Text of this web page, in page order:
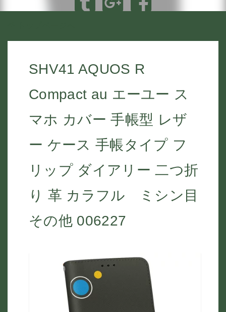
SHV41 AQUOS R
Compact au エーユー ス
マホ カバー 手帳型 レザ
ー ケース 手帳タイプ フ
リップ ダイアリー 二つ折
り 革 カラフル ミシン目
その他 006227